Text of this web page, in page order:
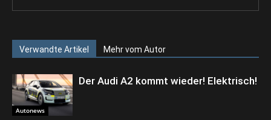
Verwandte Artikel Mehr vom Autor
Autonews
Der Audi A2 kommt wieder! Elektrisch!